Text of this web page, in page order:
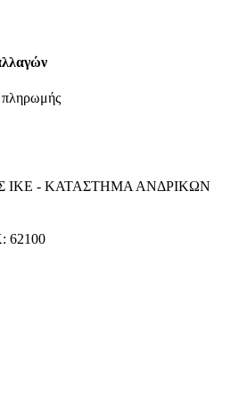
πληρωμής
- ΚΑΤΑΣΤΗΜΑ ΑΝΔΡΙΚΩΝ
62100